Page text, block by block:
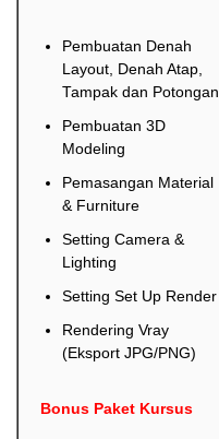
Pembuatan Denah
Layout, Denah Atap,
Tampak dan Potongan
Pembuatan 3D
Modeling
Pemasangan Material
& Furniture
Setting Camera &
Lighting
Setting Set Up Render
Rendering Vray
(Eksport JPG/PNG)
Bonus Paket Kursus